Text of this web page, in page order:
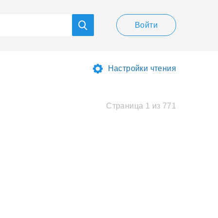
Войти
Настройки чтения
Страница 1 из 771